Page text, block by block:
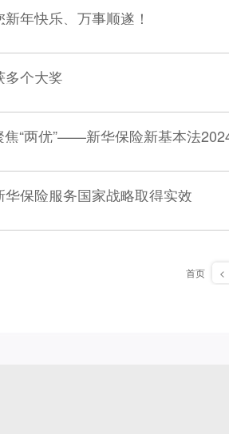
年快乐、万事顺遂！
多个大奖
焦“两优”——新华保险新基本法
保险服务国家战略取得实效
首页 <